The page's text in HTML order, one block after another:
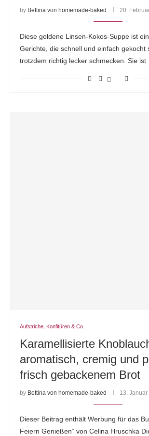
by Bettina von homemade-baked 20.
Diese goldene Linsen-Kokos-Suppe ist
Gerichte, die schnell und einfach gekocht
trotzdem richtig lecker schmecken. Sie
Aufstriche, Konfitüren & Co.
Karamellisierte
aromatisch, cremig und
frisch gebackenem Brot
by Bettina von homemade-baked 13. Januar
Dieser Beitrag enthält Werbung für das
Feiern Genießen“ von Celina Hruschka